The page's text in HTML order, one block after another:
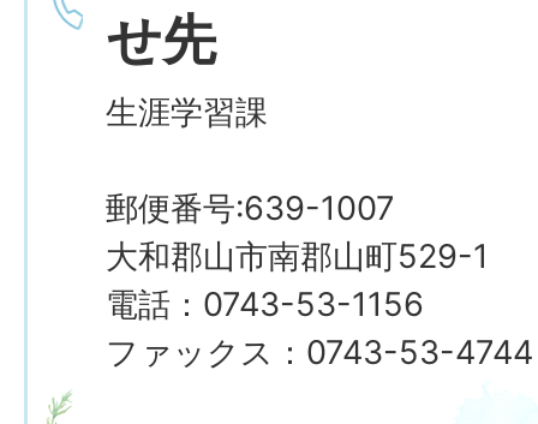
せ先
生涯学習課
郵便番号:639-1007
大和郡山市南郡山町529-1
電話：0743-53-1156
ファックス：0743-53-4744